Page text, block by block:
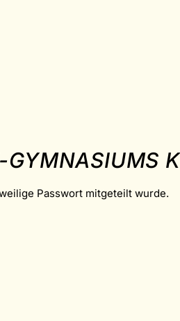
Passwort mitgeteilt wurde.